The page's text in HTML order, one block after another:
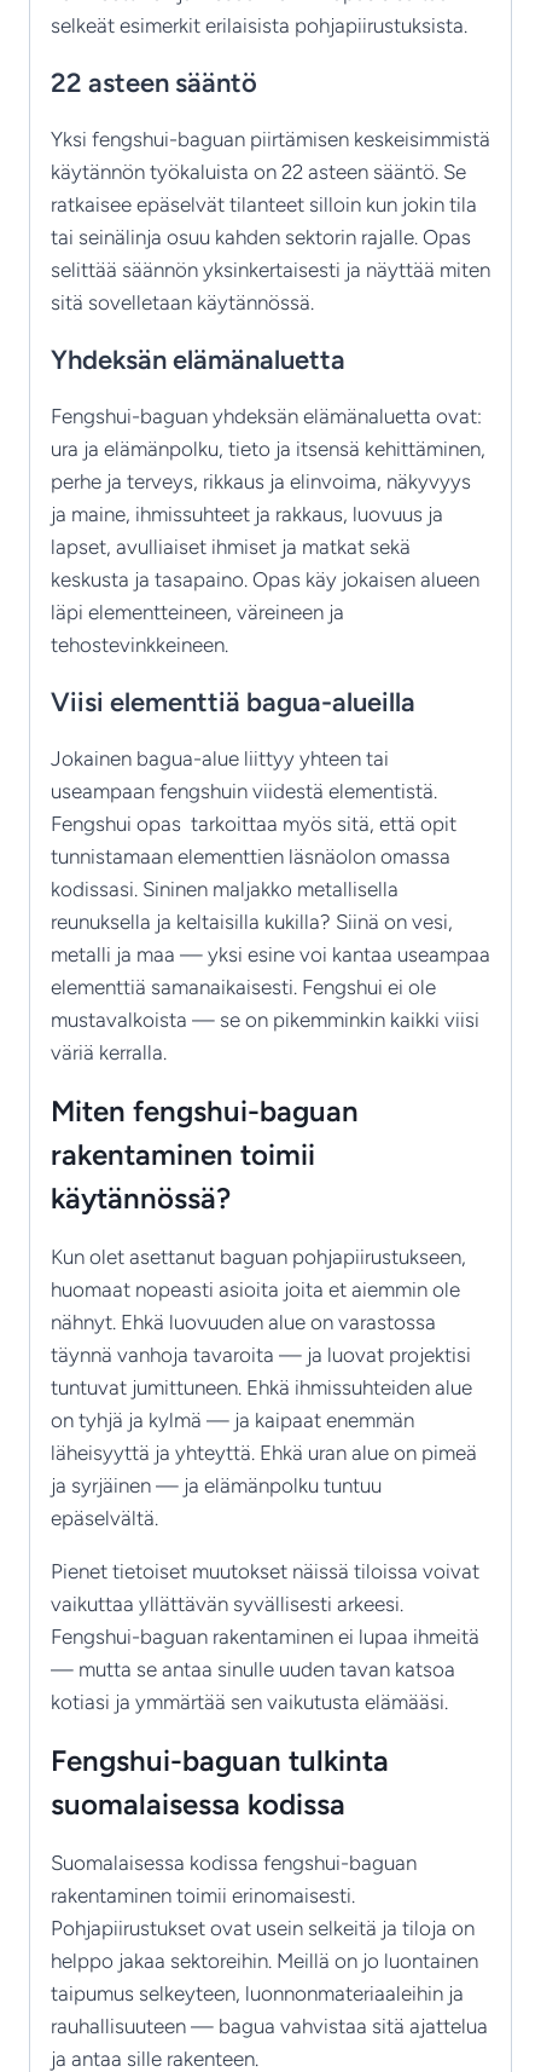
selkeät esimerkit erilaisista pohjapiirustuksista.
22 asteen sääntö
Yksi fengshui-baguan piirtämisen keskeisimmistä
käytännön työkaluista on 22 asteen sääntö. Se
ratkaisee epäselvät tilanteet silloin kun jokin tila
tai seinälinja osuu kahden sektorin rajalle. Opas
selittää säännön yksinkertaisesti ja näyttää miten
sitä sovelletaan käytännössä.
Yhdeksän elämänaluetta
Fengshui-baguan yhdeksän elämänaluetta ovat:
ura ja elämänpolku, tieto ja itsensä kehittäminen,
perhe ja terveys, rikkaus ja elinvoima, näkyvyys
ja maine, ihmissuhteet ja rakkaus, luovuus ja
lapset, avulliaiset ihmiset ja matkat sekä
keskusta ja tasapaino. Opas käy jokaisen alueen
läpi elementteineen, väreineen ja
tehostevinkkeineen.
Viisi elementtiä bagua-alueilla
Jokainen bagua-alue liittyy yhteen tai
useampaan fengshuin viidestä elementistä.
Fengshui opas tarkoittaa myös sitä, että opit
tunnistamaan elementtien läsnäolon omassa
kodissasi. Sininen maljakko metallisella
reunuksella ja keltaisilla kukilla? Siinä on vesi,
metalli ja maa — yksi esine voi kantaa useampaa
elementtiä samanaikaisesti. Fengshui ei ole
mustavalkoista — se on pikemminkin kaikki viisi
väriä kerralla.
Miten fengshui-baguan
rakentaminen toimii
käytännössä?
Kun olet asettanut baguan pohjapiirustukseen,
huomaat nopeasti asioita joita et aiemmin ole
nähnyt. Ehkä luovuuden alue on varastossa
täynnä vanhoja tavaroita — ja luovat projektisi
tuntuvat jumittuneen. Ehkä ihmissuhteiden alue
on tyhjä ja kylmä — ja kaipaat enemmän
läheisyyttä ja yhteyttä. Ehkä uran alue on pimeä
ja syrjäinen — ja elämänpolku tuntuu
epäselvältä.
Pienet tietoiset muutokset näissä tiloissa voivat
vaikuttaa yllättävän syvällisesti arkeesi.
Fengshui-baguan rakentaminen ei lupaa ihmeitä
— mutta se antaa sinulle uuden tavan katsoa
kotiasi ja ymmärtää sen vaikutusta elämääsi.
Fengshui-baguan tulkinta
suomalaisessa kodissa
Suomalaisessa kodissa fengshui-baguan
rakentaminen toimii erinomaisesti.
Pohjapiirustukset ovat usein selkeitä ja tiloja on
helppo jakaa sektoreihin. Meillä on jo luontainen
taipumus selkeyteen, luonnonmateriaaleihin ja
rauhallisuuteen — bagua vahvistaa sitä ajattelua
ja antaa sille rakenteen.